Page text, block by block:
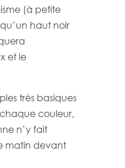
(à petite
haut noir
et le
très basiques
couleur,
n’y fait
matin devant